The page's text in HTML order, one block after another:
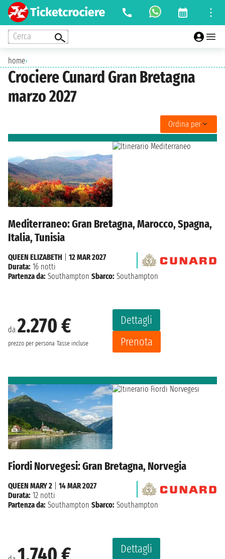
Cerca
home›
Crociere Cunard Gran Bretagna
marzo 2027
Ordina per
Mediterraneo: Gran Bretagna, Marocco, Spagna,
Italia, Tunisia
da 2.270 €
prezzo per persona Tasse incluse
Dettagli
Prenota
QUEEN ELIZABETH
12 MAR 2027
Durata: 16 notti
Partenza da: Southampton Sbarco: Southampton
Fiordi Norvegesi: Gran Bretagna, Norvegia
Dettagli
QUEEN MARY 2
14 MAR 2027
Durata: 12 notti
Partenza da: Southampton Sbarco: Southampton